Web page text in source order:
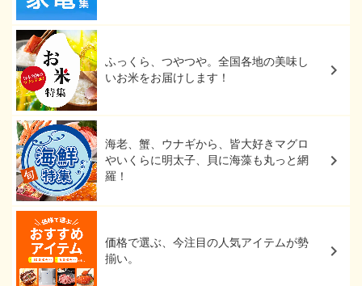
ふっくら、つやつや。全国各地の美味し
いお米をお届けします！
海老、蟹、ウナギから、皆大好きマグロ
やいくらに明太子、貝に海藻も丸っと網
羅！
価格で選ぶ、今注目の人気アイテムが勢
揃い。